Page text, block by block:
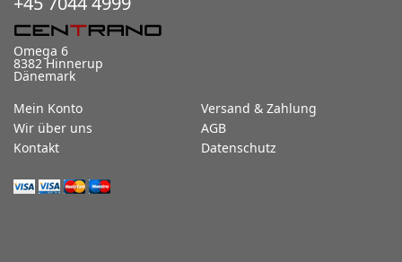
Omega 6
8382 Hinnerup
Dänemark
Mein Konto
Wir über uns
Kontakt
Versand & Zahlung
AGB
Datenschutz